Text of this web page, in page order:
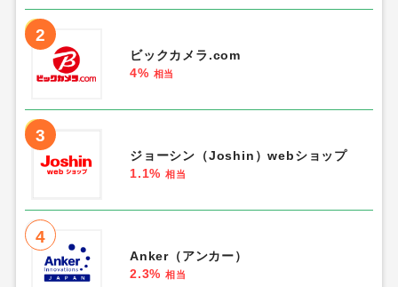
2
ビックカメラ.com
4% 相当
3
ジョーシン（Joshin）webショップ
1.1% 相当
4
Anker（アンカー）
2.3% 相当